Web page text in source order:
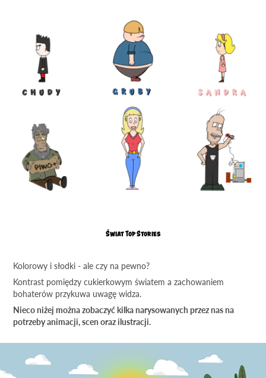
Świat Top Stories
Kolorowy i słodki - ale czy na pewno?
Kontrast pomiędzy cukierkowym światem a zachowaniem
bohaterów przykuwa uwagę widza.
Nieco niżej można zobaczyć kilka narysowanych przez nas na
potrzeby animacji, scen oraz ilustracji.